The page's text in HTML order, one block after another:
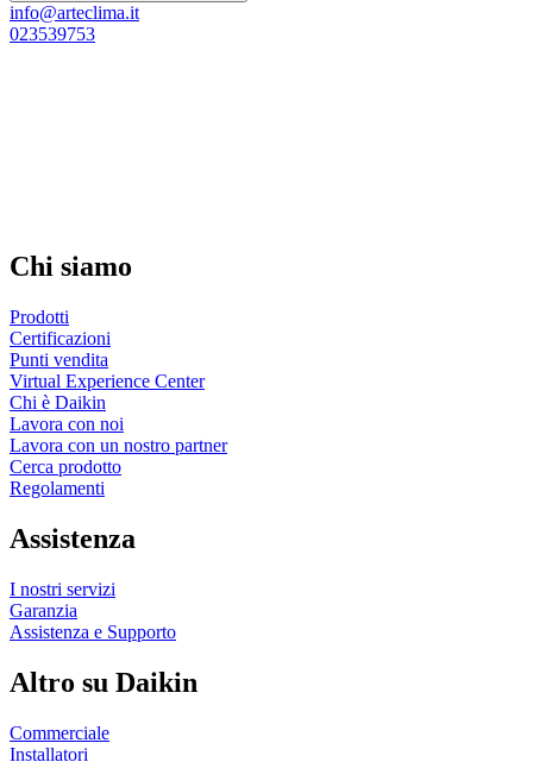
info@arteclima.it
023539753
Chi siamo
Prodotti
Certificazioni
Punti vendita
Virtual Experience Center
Chi è Daikin
Lavora con noi
Lavora con un nostro partner
Cerca prodotto
Regolamenti
Assistenza
I nostri servizi
Garanzia
Assistenza e Supporto
Altro su Daikin
Commerciale
Installatori